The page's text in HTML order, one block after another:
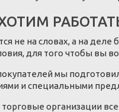
не на словах, а на
для того чтобы вы
мы
и специальными
организации